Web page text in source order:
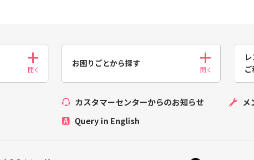
お困りごとから探す
カスタマーセンターからのお知らせ
メ
Query in English